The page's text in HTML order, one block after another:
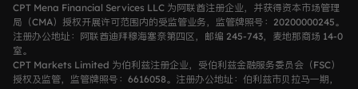
CPT Mena Financial Services LLC 为阿联酋注册企业，并获得资本市场管理
局（CMA）授权开展许可范围内的受监管业务，监管牌照号：20200000245。
注册办公地址：阿联酋迪拜穆海塞奈第四区，邮编 245-743，麦地那商场 14-0
室。
CPT Markets Limited 为伯利兹注册企业，受伯利兹金融服务委员会（FSC）
授权及监管，监管牌照号：6616058。注册办公地址：伯利兹市贝拉马一期，